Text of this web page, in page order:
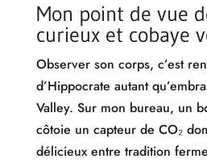
Mon point de vue
curieux et cobaye
Observer son corps, c’est
d’Hippocrate autant
Valley. Sur mon bureau, un
côtoie un capteur de CO₂
délicieux entre tradition